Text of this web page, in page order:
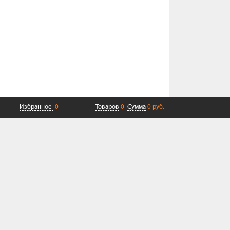
Избранное 0 Товаров 0 Сумма 0 руб.